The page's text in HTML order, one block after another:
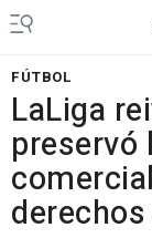
FÚTBOL
LaLiga
preservó